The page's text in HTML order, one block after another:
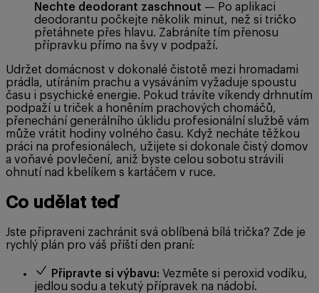
Nechte deodorant zaschnout — Po aplikaci
deodorantu počkejte několik minut, než si tričko
přetáhnete přes hlavu. Zabráníte tím přenosu
přípravku přímo na švy v podpaží.
Udržet domácnost v dokonalé čistotě mezi hromadami
prádla, utíráním prachu a vysáváním vyžaduje spoustu
času i psychické energie. Pokud trávíte víkendy drhnutím
podpaží u triček a honěním prachových chomáčů,
přenechání generálního úklidu profesionální službě vám
může vrátit hodiny volného času. Když necháte těžkou
práci na profesionálech, užijete si dokonale čistý domov
a voňavé povlečení, aniž byste celou sobotu strávili
ohnutí nad kbelíkem s kartáčem v ruce.
Co udělat teď
Jste připraveni zachránit svá oblíbená bílá trička? Zde je
rychlý plán pro váš příští den praní:
Připravte si výbavu: Vezměte si peroxid vodíku,
jedlou sodu a tekutý přípravek na nádobí.